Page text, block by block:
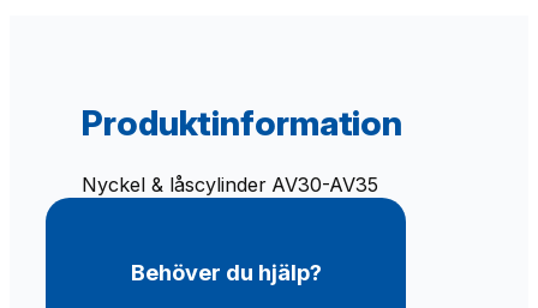
A
3
0
Produktinformation
Nyckel & låscylinder AV30-AV35
Behöver du hjälp?